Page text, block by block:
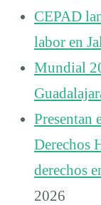
CEPAD
labor en
Mundial
Presentan
Derechos
derechos
2026